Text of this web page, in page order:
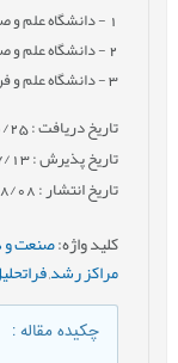
- دانشگاه علم و
2- دانشگاه علم و
3- دانشگاه علم و
تاریخ دریافت : 1395/10/25
تاریخ پذیرش : 1399/07/13
تاریخ انتشار : 1398/08/08
کلید واژه:صنعت و
مراکز رشد,
چکیده مقاله: